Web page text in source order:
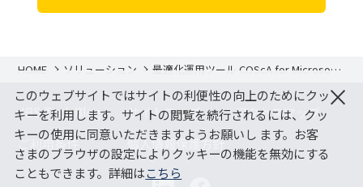
HOME ソリューション 最適化運用ツール COScA for Microsoft
JBS Tech Blog サイトマップ
アクセスマップ
ご利用条件
個人情報保護方針
このウェブサイトではサイトの利便性の向上のためにクッ
キーを利用します。サイトの閲覧を続行されるには、クッ
キーの使用に同意いただきますようお願いし ます。お客
さまのブラウザの設定によりクッキーの機能を無効にする
こともできます。詳細はこちら
×